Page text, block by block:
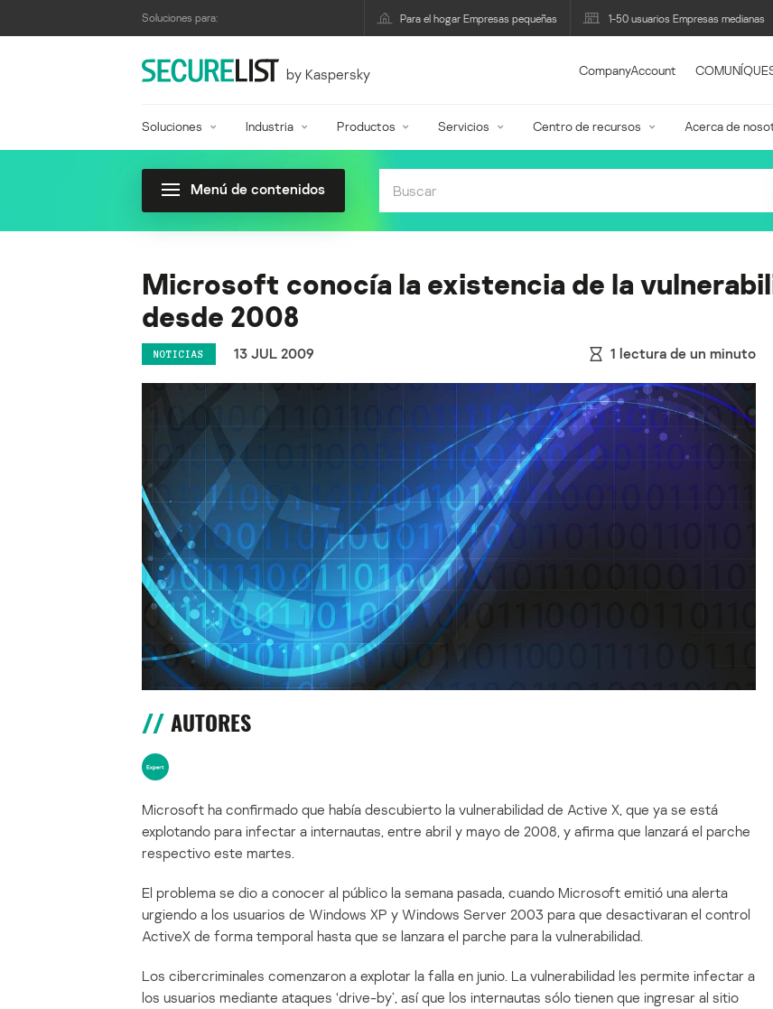
Soluciones para: Para el hogar Empresas pequeñas 1-50 usuarios Empresas medianas
by Kaspersky CompanyAccount
Soluciones Industria Productos Servicios Centro de recursos Acerca de
Menú de contenidos
Microsoft conocía la existencia de la
desde 2008
NOTICIAS 13 JUL 2009 1 lectura de un minuto
AUTORES
Microsoft ha confirmado que había descubierto la vulnerabilidad de Active X, que ya se está
explotando para infectar a internautas, entre abril y mayo de 2008, y afirma que lanzará el parche
respectivo este martes.
El problema se dio a conocer al público la semana pasada, cuando Microsoft emitió una alerta
urgiendo a los usuarios de Windows XP y Windows Server 2003 para que desactivaran el control
ActiveX de forma temporal hasta que se lanzara el parche para la vulnerabilidad.
Los cibercriminales comenzaron a explotar la falla en junio. La vulnerabilidad les permite infectar a
los usuarios mediante ataques ‘drive-by’, así que los internautas sólo tienen que ingresar al sitio